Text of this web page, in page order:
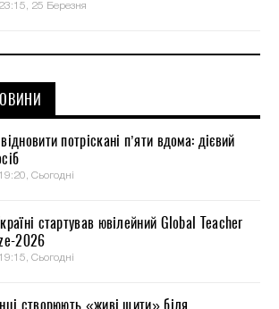
23:15, 25 Березня
потріскані п’яти вдома: дієвий
19:20, Сьогодні
стартував ювілейний Global Teacher
2026
19:15, Сьогодні
створюють «живі щити» біля